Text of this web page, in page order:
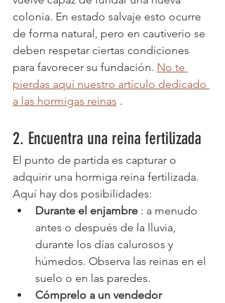
colonia. En estado salvaje esto ocurre
de forma natural, pero en cautiverio se
deben respetar ciertas condiciones
para favorecer su fundación. No te
pierdas aquí nuestro artículo dedicado
a las hormigas reinas .
2. Encuentra una reina fertilizada
El punto de partida es capturar o
adquirir una hormiga reina fertilizada.
Aquí hay dos posibilidades:
Durante el enjambre : a menudo
antes o después de la lluvia,
durante los días calurosos y
húmedos. Observa las reinas en el
suelo o en las paredes.
Cómprelo a un vendedor